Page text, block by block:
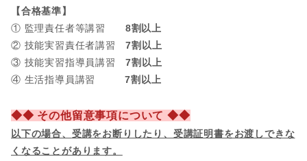
【合格基準】
① 監理責任者等講習 8割以上
② 技能実習責任者講習7割以上
③ 技能実習指導員講習7割以上
④ 生活指導員講習
7割以上
◆◆ その他留意事項について ◆◆
以下の場合、 受講をお断りしたり、受講証明書をお渡しできな
くなることがあります。